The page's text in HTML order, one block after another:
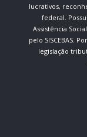
lucrativos,
federal.
Assistência
pelo SISCEBAS.
legislação